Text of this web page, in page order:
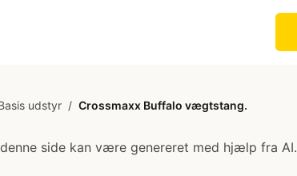
udstyr / Crossmaxx Buffalo vægtstang.
side kan være genereret med hjælp fra AI.